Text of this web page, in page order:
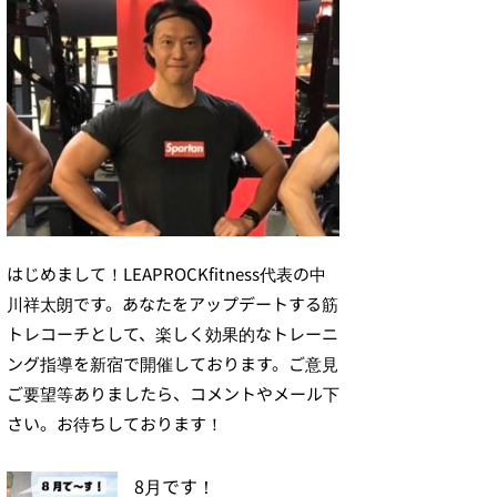
はじめまして！LEAPROCKfitness代表の中
川祥太朗です。あなたをアップデートする筋
トレコーチとして、楽しく効果的なトレーニ
ング指導を新宿で開催しております。ご意見
ご要望等ありましたら、コメントやメール下
さい。お待ちしております！
8月です！